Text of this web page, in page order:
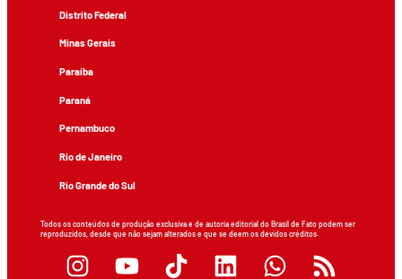
Distrito Federal
Minas Gerais
Paraíba
Paraná
Pernambuco
Rio de Janeiro
Rio Grande do Sul
Todos os conteúdos de produção exclusiva e de autoria editorial do Brasil de Fato podem ser
reproduzidos, desde que não sejam alterados e que se deem os devidos créditos.